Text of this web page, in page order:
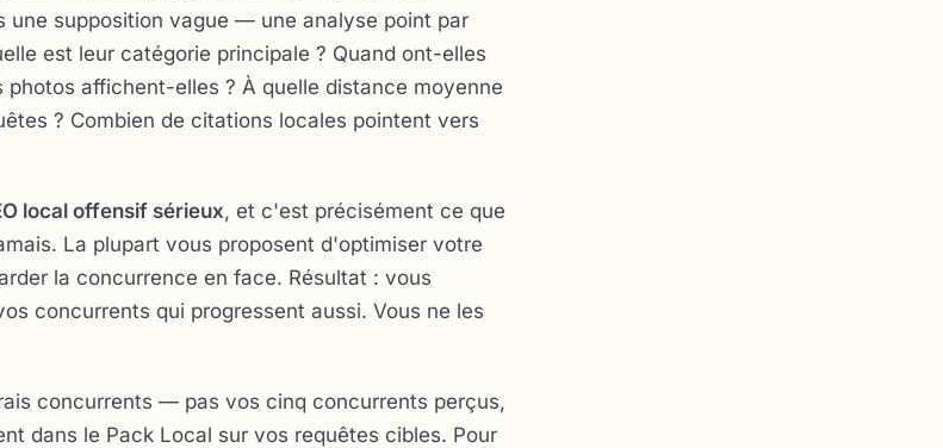
une supposition vague — une analyse point par
est leur catégorie principale ? Quand ont-elles
photos affichent-elles ? À quelle distance moyenne
? Combien de citations locales pointent vers
local offensif sérieux, et c'est précisément ce que
La plupart vous proposent d'optimiser votre
la concurrence en face. Résultat : vous
concurrents qui progressent aussi. Vous ne les
concurrents — pas vos cinq concurrents perçus,
dans le Pack Local sur vos requêtes cibles. Pour